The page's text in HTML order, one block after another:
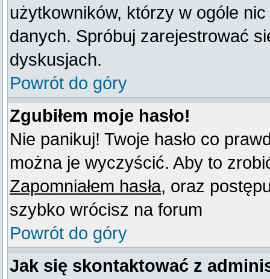
użytkowników, którzy w ogóle
danych. Spróbuj zarejestrować
dyskusjach.
Powrót do góry
Zgubiłem moje hasło!
Nie panikuj! Twoje hasło co
można je wyczyścić. Aby to
Zapomniałem hasła, oraz
szybko wrócisz na forum
Powrót do góry
Jak się skontaktować z